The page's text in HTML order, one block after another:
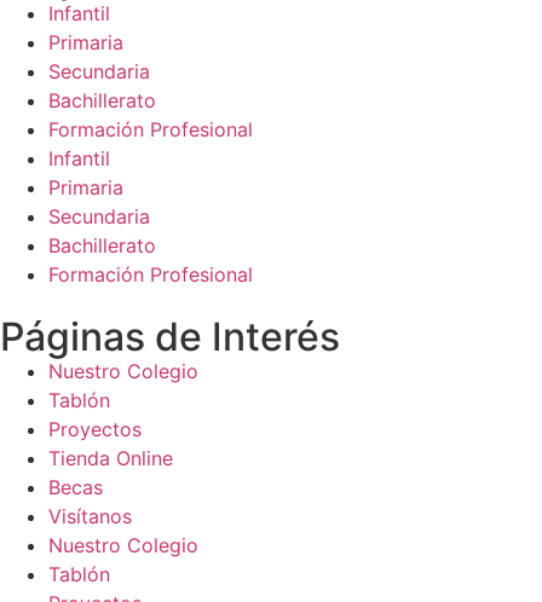
Infantil
Primaria
Secundaria
Bachillerato
Formación Profesional
Infantil
Primaria
Secundaria
Bachillerato
Formación Profesional
Páginas de Interés
Nuestro Colegio
Tablón
Proyectos
Tienda Online
Becas
Visítanos
Nuestro Colegio
Tablón